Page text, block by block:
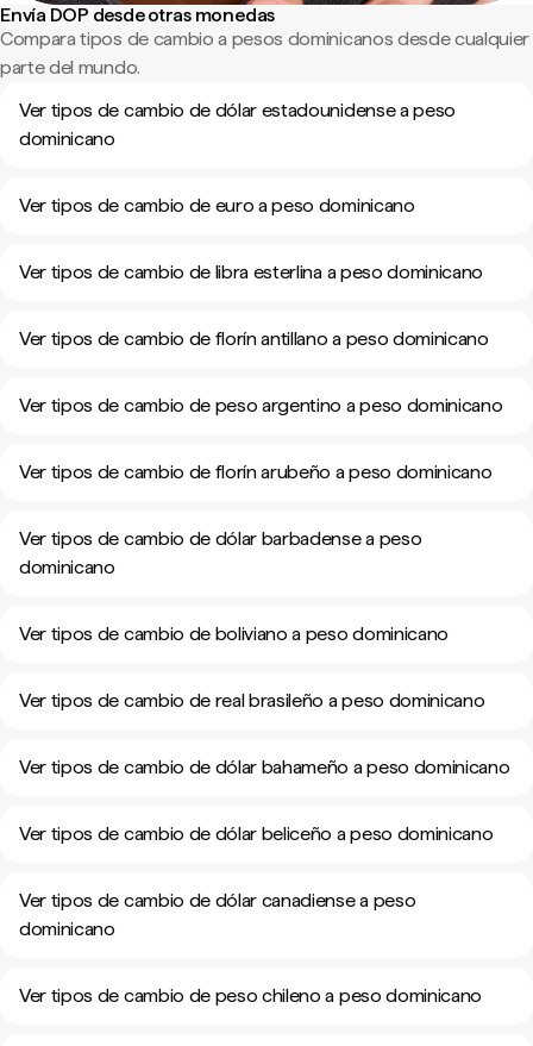
Envía DOP desde otras monedas
Compara tipos de cambio a pesos dominicanos desde cualquier
parte del mundo.
Ver tipos de cambio de dólar estadounidense a peso
dominicano
Ver tipos de cambio de euro a peso dominicano
Ver tipos de cambio de libra esterlina a peso dominicano
Ver tipos de cambio de florín antillano a peso dominicano
Ver tipos de cambio de peso argentino a peso dominicano
Ver tipos de cambio de florín arubeño a peso dominicano
Ver tipos de cambio de dólar barbadense a peso
dominicano
Ver tipos de cambio de boliviano a peso dominicano
Ver tipos de cambio de real brasileño a peso dominicano
Ver tipos de cambio de dólar bahameño a peso dominicano
Ver tipos de cambio de dólar beliceño a peso dominicano
Ver tipos de cambio de dólar canadiense a peso
dominicano
Ver tipos de cambio de peso chileno a peso dominicano